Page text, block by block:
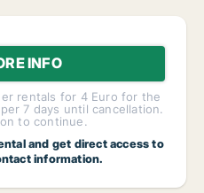
INFO
rentals for 4 Euro for the
7 days until cancellation.
to continue.
and get direct access to
information.